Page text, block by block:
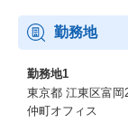
勤務地
勤務地1
東京都 江東区富
仲町オフィス